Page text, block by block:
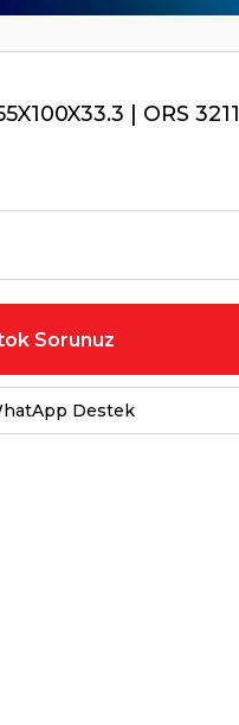
| ORS 3211
Sorunuz
Destek